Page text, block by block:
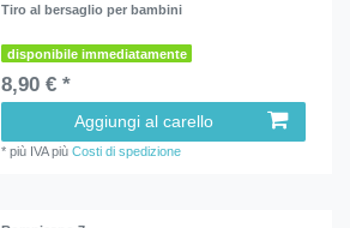
Tiro al bersaglio per bambini
disponibile immediatamente
8,90 € *
Aggiungi al carello
*più IVApiùCosti di spedizione